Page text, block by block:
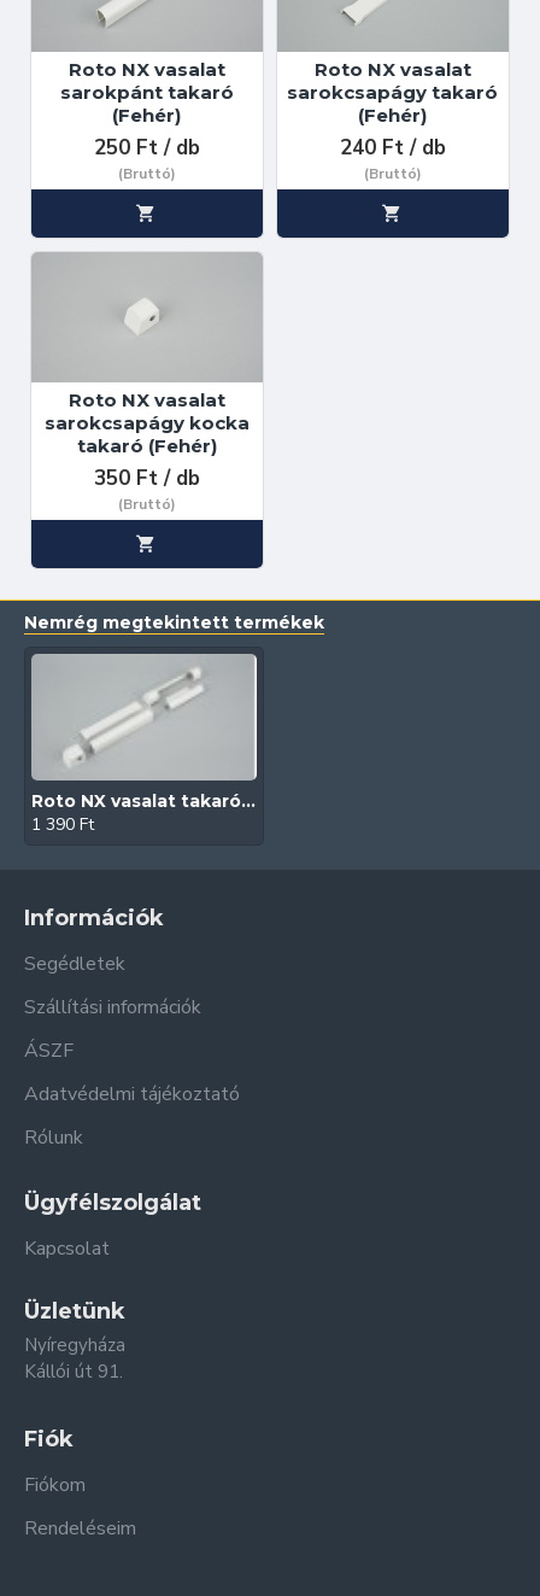
Roto NX vasalat
sarokpánt takaró
(Fehér)
250 Ft / db
(Bruttó)
Roto NX vasalat
sarokcsapágy takaró
(Fehér)
240 Ft / db
(Bruttó)
Roto NX vasalat
sarokcsapágy kocka
takaró (Fehér)
350 Ft / db
(Bruttó)
Nemrég megtekintett termékek
Roto NX vasalat takarósapkaszett (Fehér)
1 390 Ft
Információk
Segédletek
Szállítási információk
ÁSZF
Adatvédelmi tájékoztató
Rólunk
Ügyfélszolgálat
Kapcsolat
Üzletünk
Nyíregyháza
Kállói út 91.
Fiók
Fiókom
Rendeléseim